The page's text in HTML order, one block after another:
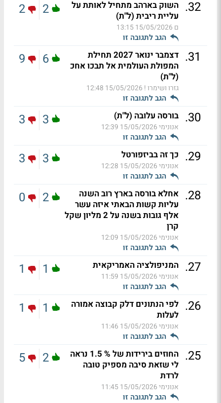
32
. השוק בארהב מתחיל לאותת על
עליית ריבית (ל"ת)
ם 15/05/2026 13:15
הגב לתגובה זו
2
2
31
.
דצמבר ינואר 2027 תחילת
המפולת העולמית אל תבכו אחכ
(ל"ת)
גזרו ושימרו ! 15/05/2026 12:48
הגב לתגובה זו
6
9
30
. בורסה עלובה (ל"ת)
אנונימי15/05/2026 12:39
הגב לתגובה זו
3
3
29
. כך זה בביזפורטל
אנונימי15/05/2026 12:28
הגב לתגובה זו
3
3
28
. אחלא בורסה בארץ רוב השנה
עליות קשות הבאתי איזה עשר
אלף גובות בשנה על 2 מליון שקל
קרן
אנונימי15/05/2026 12:09
הגב לתגובה זו
2
0
27
. המניפולציה האמריקאית
אנונימי15/05/2026 11:59
הגב לתגובה זו
1
1
26
. לפי הנתונים דלק קבוצה אמורה
לעלות
אנונימי15/05/2026 11:46
הגב לתגובה זו
1
1
25
.
החוזים בירידות של % 1.5 נראה
לי שזאת סיבה מספיק טובה
לרדת
אנונימי15/05/2026 11:45
הגב לתגובה זו
2
5